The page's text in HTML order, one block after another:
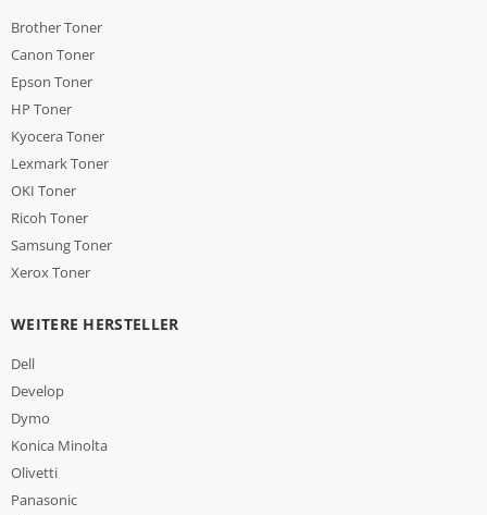
Brother Toner
Canon Toner
Epson Toner
HP Toner
Kyocera Toner
Lexmark Toner
OKI Toner
Ricoh Toner
Samsung Toner
Xerox Toner
WEITERE HERSTELLER
Dell
Develop
Dymo
Konica Minolta
Olivetti
Panasonic